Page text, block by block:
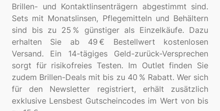
Brillen- und Kontaktlinsenträgern abgestimmt sind.
Sets mit Monatslinsen, Pflegemitteln und Behältern
sind bis zu 25 % günstiger als Einzelkäufe. Dazu
erhalten Sie ab 49 € Bestellwert kostenlosen
Versand. Ein 14-tägiges Geld-zurück-Versprechen
sorgt für risikofreies Testen. Im Outlet finden Sie
zudem Brillen-Deals mit bis zu 40 % Rabatt. Wer sich
für den Newsletter registriert, erhält zusätzlich
exklusive Lensbest Gutscheincodes im Wert von bis